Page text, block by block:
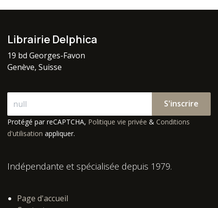
Librairie Delphica
19 bd Georges-Favon
Genève, Suisse
S'inscrire
Protégé par reCAPTCHA, Politique vie privée & Conditions
d'utilisation appliquer.
Indépendante et spécialisée depuis 1979.
Page d'accueil